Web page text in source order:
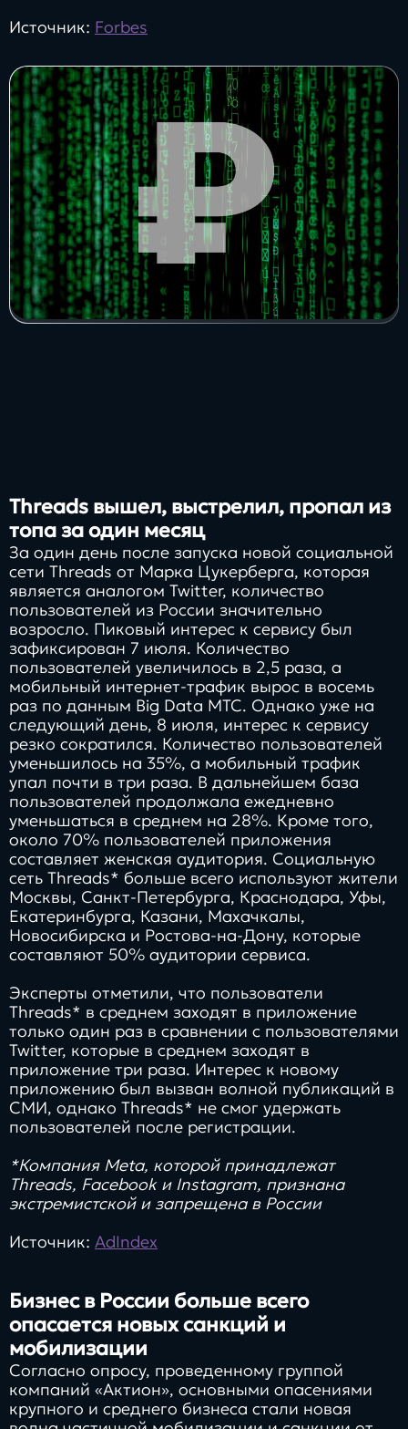
Источник: Forbes
Threads вышел, выстрелил, пропал из
топа за один месяц
За один день после запуска новой социальной
сети Threads от Марка Цукерберга, которая
является аналогом Twitter, количество
пользователей из России значительно
возросло. Пиковый интерес к сервису был
зафиксирован 7 июля. Количество
пользователей увеличилось в 2,5 раза, а
мобильный интернет-трафик вырос в восемь
раз по данным Big Data МТС. Однако уже на
следующий день, 8 июля, интерес к сервису
резко сократился. Количество пользователей
уменьшилось на 35%, а мобильный трафик
упал почти в три раза. В дальнейшем база
пользователей продолжала ежедневно
уменьшаться в среднем на 28%. Кроме того,
около 70% пользователей приложения
составляет женская аудитория. Социальную
сеть Threаds* больше всего используют жители
Москвы, Санкт-Петербурга, Краснодара, Уфы,
Екатеринбурга, Казани, Махачкалы,
Новосибирска и Ростова-на-Дону, которые
составляют 50% аудитории сервиса.
Эксперты отметили, что пользователи
Threаds* в среднем заходят в приложение
только один раз в сравнении с пользователями
Twitter, которые в среднем заходят в
приложение три раза. Интерес к новому
приложению был вызван волной публикаций в
СМИ, однако Threаds* не смог удержать
пользователей после регистрации.
*Компания Meta, которой принадлежат
Threads, Facebook и Instagram, признана
экстремистской и запрещена в России
Источник: AdIndex
Бизнес в России больше всего
опасается новых санкций и
мобилизации
Согласно опросу, проведенному группой
компаний «Актион», основными опасениями
крупного и среднего бизнеса стали новая